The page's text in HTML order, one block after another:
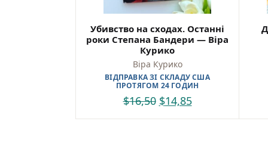
Убивство на сходах. Останні
роки Степана Бандери — Віра
Курико
Віра Курико
ВІДПРАВКА ЗІ СКЛАДУ США
ПРОТЯГОМ 24 ГОДИН
$16,50 $14,85